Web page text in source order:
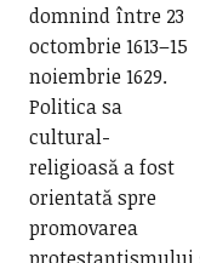
domnind între 23
octombrie 1613–15
noiembrie 1629.
Politica sa
cultural-
religioasă a fost
orientată spre
promovarea
protestantismului